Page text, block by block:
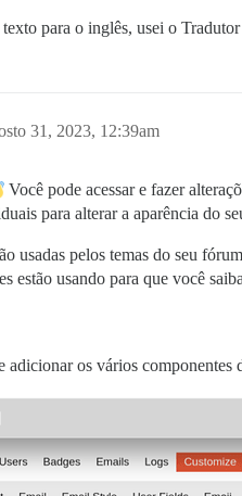
texto para o inglês, usei o
31, 2023, 12:39am
Você pode acessar e fazer
para alterar a aparência do
usadas pelos temas do seu
estão usando para que você
adicionar os vários